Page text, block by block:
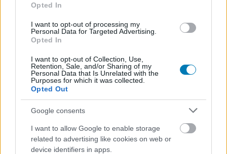
Opted In
I want to opt-out of processing my
Personal Data for Targeted Advertising.
Opted In
I want to opt-out of Collection, Use,
Retention, Sale, and/or Sharing of my
Personal Data that Is Unrelated with the
Purposes for which it was collected.
Opted Out
Google consents
I want to allow Google to enable storage
related to advertising like cookies on web or
device identifiers in apps.
Bleach folytatás, új My Hero Academia film, és
játékbejelentések - minden fontos az Anime Expo
2024-ről
A Los Angeles-i esemény rengeteg új trailerrel és 1-1
játékbejelentéssel is meglepett bennünket.